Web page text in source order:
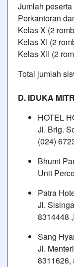
Jumlah
Perkantoran
Kelas X (2
Kelas XI (2
Kelas XII (2
Total jumlah
D. IDUKA
HOTEL
Jl. Brig.
(024)
Bhumi
Unit
Patra
Jl.
8314448
Sang
Jl.
8311626,